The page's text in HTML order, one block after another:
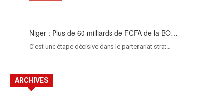
Niger : Plus de 60 milliards de FCFA de la BO…
C’est une étape décisive dans le partenariat strat…
ARCHIVES